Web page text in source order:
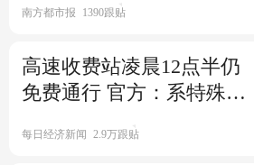
元宵佳节将至 元宵、汤圆热销
市场旺
节后机票酒店价格大“跳水”错
南方都市报 1390跟贴
高速收费站凌晨12点半仍
免费通行 官方：系特殊处
每日经济新闻 2.9万跟贴